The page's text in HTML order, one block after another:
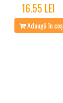
16.55 LEI
Adaugă în coș